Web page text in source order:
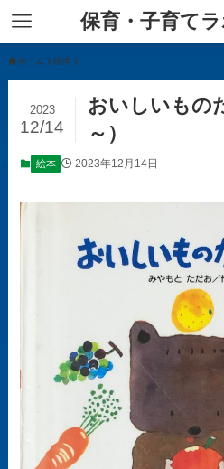
保育・子育て
ホーム 絵本
おいしいもの
～）
2023
12/14
絵本 2023年12月14日